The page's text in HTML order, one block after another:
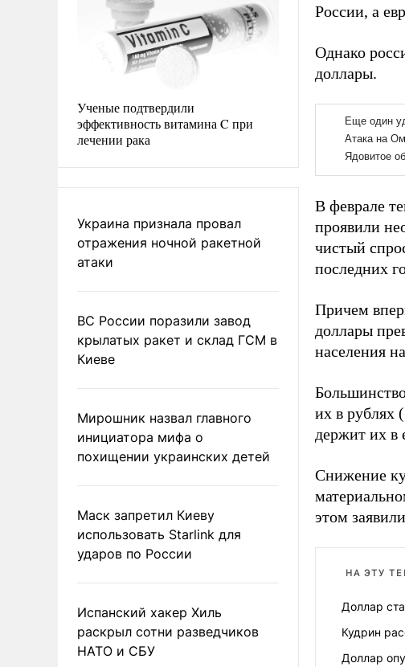
Ученые подтвердили
эффективность витамина C при
лечении рака
Украина признала провал
отражения ночной ракетной
атаки
ВС России поразили завод
крылатых ракет и склад ГСМ в
Киеве
Мирошник назвал главного
инициатора мифа о
похищении украинских детей
Маск запретил Киеву
использовать Starlink для
ударов по России
Испанский хакер Хиль
раскрыл сотни разведчиков
НАТО и СБУ
России, а
Однако
доллары.
В феврале
проявили
чистый
последних
Причем
доллары
населения
их в рублях
держит их в
Снижение
этом
НА ЭТУ
Доллар
Кудрин
Доллар